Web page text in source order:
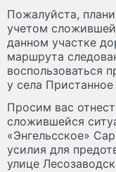
Пожалуйста,
учетом
данном участке
маршрута
воспользоваться
у села
Просим вас
сложившейся
«Энгельсское»
усилия для
улице